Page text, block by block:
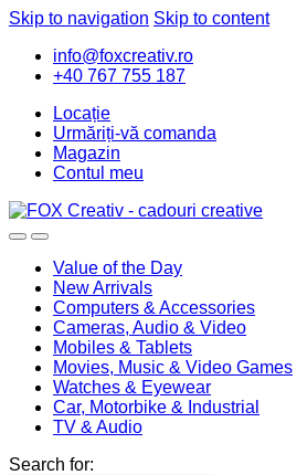
Skip to navigation Skip to content
info@foxcreativ.ro
+40 767 755 187
Locație
Urmăriți-vă comanda
Magazin
Contul meu
Value of the Day
New Arrivals
Computers & Accessories
Cameras, Audio & Video
Mobiles & Tablets
Movies, Music & Video Games
Watches & Eyewear
Car, Motorbike & Industrial
TV & Audio
Search for: